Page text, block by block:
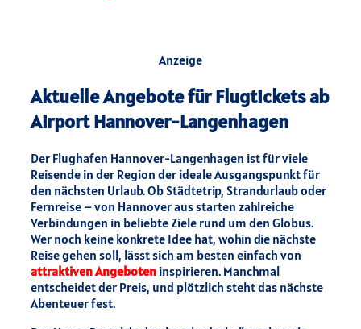
Anzeige
Aktuelle Angebote für Flugtickets ab
Airport Hannover-Langenhagen
Der Flughafen Hannover-Langenhagen ist für viele
Reisende in der Region der ideale Ausgangspunkt für
den nächsten Urlaub. Ob Städtetrip, Strandurlaub oder
Fernreise – von Hannover aus starten zahlreiche
Verbindungen in beliebte Ziele rund um den Globus.
Wer noch keine konkrete Idee hat, wohin die nächste
Reise gehen soll, lässt sich am besten einfach von
attraktiven Angeboten inspirieren. Manchmal
entscheidet der Preis, und plötzlich steht das nächste
Abenteuer fest.